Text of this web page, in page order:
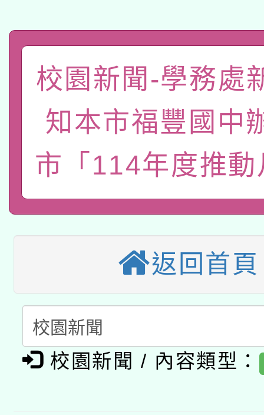
關事宜
轉知教育部國民及學前
國立臺灣師範大學辦理
年度健康促進學校輔導
業成長研習」實施計畫
函轉國家教育研究院中
原住民族教育政策研討
族教育國際趨勢與發展
新北市政府教育局辦理
師專業成長研習實施計
方素養工作坊新北場」
函轉國立臺灣師範大學
族語言臺北學習中心
「族語學習班」招生簡
轉知有關國立成功大學
年度COVID-19疫苗接
接種對象擴大為「滿6
月28日止
轉知經濟部水利署委託
業技術研究院辦理「
動」
115年8月22日(星期六
桃園市孔廟祈福系列
開 智慧啟航」
2026年桃園地景藝術
「2026桃園藝術巡演
關事宜
轉知教育部國民及學前
國立臺灣師範大學辦
函轉國家教育研究院中
校園新聞-學務處
知本市福豐國中
市「114年度推
返回首頁
校園新聞 / 內容類型：